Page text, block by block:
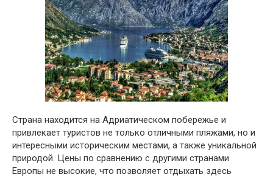
Страна находится на Адриатическом побережье и
привлекает туристов не только отличными пляжами, но и
интересными историческим местами, а также уникальной
природой. Цены по сравнению с другими странами
Европы не высокие, что позволяет отдыхать здесь